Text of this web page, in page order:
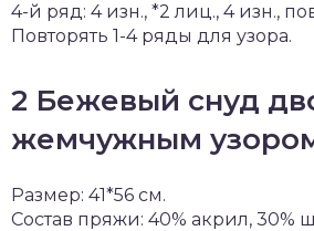
4-й ряд: 4 изн., *2 лиц., 4 изн.,
Повторять 1-4 ряды для узора.
2 Бежевый снуд
жемчужным
Размер: 41*56 см.
Состав пряжи: 40% акрил, 30%